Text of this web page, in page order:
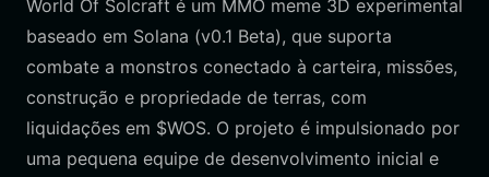
World Of Solcraft é um MMO meme 3D experimental
baseado em Solana (v0.1 Beta), que suporta
combate a monstros conectado à carteira, missões,
construção e propriedade de terras, com
liquidações em $WOS. O projeto é impulsionado por
uma pequena equipe de desenvolvimento inicial e